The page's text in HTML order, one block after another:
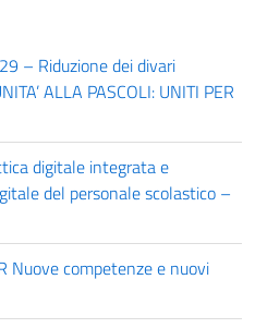
– Riduzione dei divari
ALLA PASCOLI: UNITI PER
digitale integrata e
del personale scolastico –
competenze e nuovi